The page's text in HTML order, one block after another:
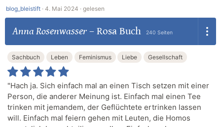
blog_bleistift · 4. Mai 2024 · gelesen
Anna Rosenwasser– Rosa Buch 240 Seiten
Sachbuch Leben Feminismus Liebe Gesellschaft
"Hach ja. Sich einfach mal an einen Tisch setzen mit einer
Person, die anderer Meinung ist. Einfach mal einen Tee
trinken mit jemandem, der Geflüchtete ertrinken lassen
will. Einfach mal feiern gehen mit Leuten, die Homos